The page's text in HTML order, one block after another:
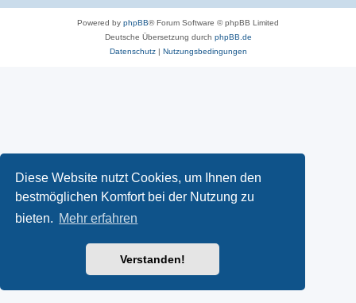
Diese Website nutzt Cookies, um Ihnen den
bestmöglichen Komfort bei der Nutzung zu
bieten. Mehr erfahren
Verstanden!
Powered by phpBB® Forum Software © phpBB Limited
Deutsche Übersetzung durch phpBB.de
Datenschutz| Nutzungsbedingungen